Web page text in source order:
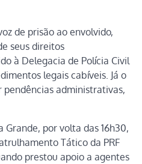
de prisão ao envolvido,
seus direitos
à Delegacia de Polícia Civil
legais cabíveis. Já o
administrativas,
Grande, por volta das 16h30,
Tático da PRF
prestou apoio a agentes